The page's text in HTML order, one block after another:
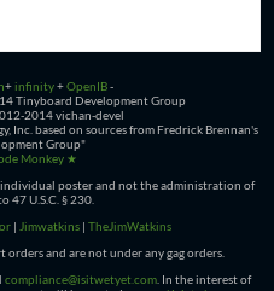
+ infinity+OpenIB-
Tinyboard Development Group
2014 vichan-devel
Inc. based on sources from Fredrick Brennan's
Group"
Monkey ★
poster and not the administration of
47 U.S.C. § 230.
| Jimwatkins| TheJimWatkins
orders and are not under any gag orders.
compliance@isitwetyet.com. In the interest of